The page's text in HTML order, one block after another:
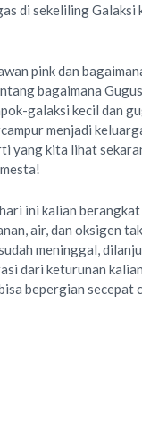
di sekeliling Galaksi
pink dan
bagaimana
galaksi kecil dan
menjadi
yang kita lihat
ini kalian berangkat
air, dan oksigen
meninggal,
dari keturunan
bepergian secepat